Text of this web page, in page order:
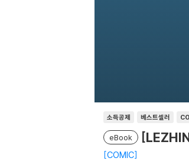
소득공제 베스트셀러
eBook
COMIC